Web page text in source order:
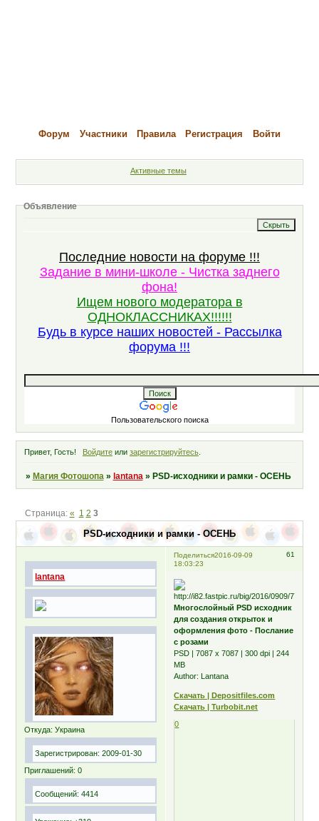
Форум Участники Правила Регистрация Войти
Активные темы
Объявление
Последние новости на форуме !!!
Задание в мини-школе - Чистка заднего
фона!
Ищем нового модератора в
ОДНОКЛАССНИКАХ!!!!!!
Будь в курсе наших новостей - Рассылка
форума !!!
Пользовательского поиска
Привет, Гость! Войдитеили зарегистрируйтесь.
» Магия Фотошопа » lantana » PSD-исходники и рамки - ОСЕНЬ
PSD-исходники и рамки - ОСЕНЬ
Страница: « 1 2 3
Поделиться 61
2016-09-09
18:03:23
lantana
Откуда: Украина
Зарегистрирован: 2009-01-30
Приглашений: 0
Сообщений: 4414
Многослойный PSD исходник
для создания открыток и
оформления фото - Послание
с розами
PSD | 7087 x 7087 | 300 dpi | 244
MB
Author: Lantana
Скачать | Depositfiles.com
Скачать | Turbobit.net
0